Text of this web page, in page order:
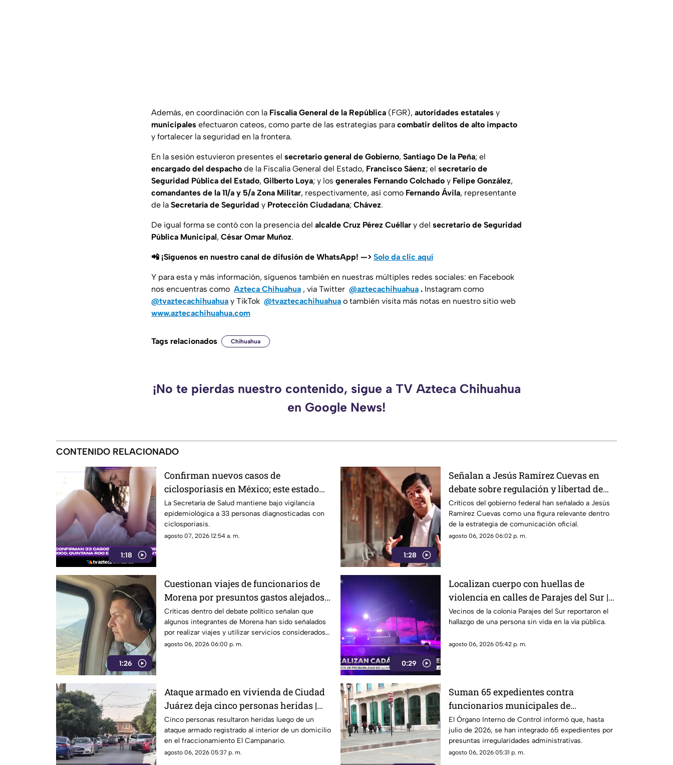
Además, en coordinación con la Fiscalía General de la República (FGR), autoridades estatales y
municipales efectuaron cateos, como parte de las estrategias para combatir delitos de alto impacto
y fortalecer la seguridad en la frontera.
En la sesión estuvieron presentes el secretario general de Gobierno, Santiago De la Peña; el
encargado del despacho de la Fiscalía General del Estado, Francisco Sáenz; el secretario de
Seguridad Pública del Estado, Gilberto Loya; y los generales Fernando Colchado y Felipe González,
comandantes de la 11/a y 5/a Zona Militar, respectivamente, así como Fernando Ávila, representante
de la Secretaría de Seguridad y Protección Ciudadana; Chávez.
De igual forma se contó con la presencia del alcalde Cruz Pérez Cuéllar y del secretario de Seguridad
Pública Municipal, César Omar Muñoz.
📲 ¡Síguenos en nuestro canal de difusión de WhatsApp! —> Solo da clic aquí
Y para esta y más información, síguenos también en nuestras múltiples redes sociales: en Facebook
nos encuentras como Azteca Chihuahua , vía Twitter @aztecachihuahua . Instagram como
@tvaztecachihuahua y TikTok @tvaztecachihuahua o también visita más notas en nuestro sitio web
www.aztecachihuahua.com
Tags relacionados Chihuahua
¡No te pierdas nuestro contenido, sigue a TV Azteca Chihuahua
en Google News!
CONTENIDO RELACIONADO
1:18
Confirman nuevos casos de
ciclosporiasis en México; este estado
concentra la mayor cifra
La Secretaría de Salud mantiene bajo vigilancia
epidemiológica a 33 personas diagnosticadas con
ciclosporiasis.
agosto 07, 2026 12:54 a. m.
1:28
Señalan a Jesús Ramírez Cuevas en
debate sobre regulación y libertad de
expresión
Críticos del gobierno federal han señalado a Jesús
Ramírez Cuevas como una figura relevante dentro
de la estrategia de comunicación oficial.
agosto 06, 2026 06:02 p. m.
1:26
Cuestionan viajes de funcionarios de
Morena por presuntos gastos alejados
de la austeridad
Críticas dentro del debate político señalan que
algunos integrantes de Morena han sido señalados
por realizar viajes y utilizar servicios considerados
de lujo.
agosto 06, 2026 06:00 p. m.
0:29
Localizan cuerpo con huellas de
violencia en calles de Parajes del Sur |
VIDEO
Vecinos de la colonia Parajes del Sur reportaron el
hallazgo de una persona sin vida en la vía pública.
agosto 06, 2026 05:42 p. m.
Ataque armado en vivienda de Ciudad
Juárez deja cinco personas heridas |
VIDEO
Cinco personas resultaron heridas luego de un
ataque armado registrado al interior de un domicilio
en el fraccionamiento El Campanario.
agosto 06, 2026 05:37 p. m.
Suman 65 expedientes contra
funcionarios municipales de
Chihuahua | VIDEO
El Órgano Interno de Control informó que, hasta
julio de 2026, se han integrado 65 expedientes por
presuntas irregularidades administrativas.
agosto 06, 2026 05:31 p. m.